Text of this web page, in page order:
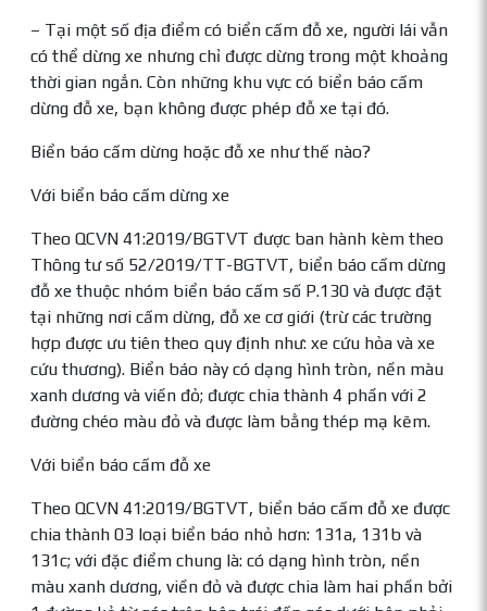
– Tại một số địa điểm có biển cấm đỗ xe, người lái vẫn
có thể dừng xe nhưng chỉ được dừng trong một khoảng
thời gian ngắn. Còn những khu vực có biển báo cấm
dừng đỗ xe, bạn không được phép đỗ xe tại đó.
Biển báo cấm dừng hoặc đỗ xe như thế nào?
Với biển báo cấm dừng xe
Theo QCVN 41:2019/BGTVT được ban hành kèm theo
Thông tư số 52/2019/TT-BGTVT, biển báo cấm dừng
đỗ xe thuộc nhóm biển báo cấm số P.130 và được đặt
tại những nơi cấm dừng, đỗ xe cơ giới (trừ các trường
hợp được ưu tiên theo quy định như: xe cứu hỏa và xe
cứu thương). Biển báo này có dạng hình tròn, nền màu
xanh dương và viền đỏ; được chia thành 4 phần với 2
đường chéo màu đỏ và được làm bằng thép mạ kẽm.
Với biển báo cấm đỗ xe
Theo QCVN 41:2019/BGTVT, biển báo cấm đỗ xe được
chia thành 03 loại biển báo nhỏ hơn: 131a, 131b và
131c; với đặc điểm chung là: có dạng hình tròn, nền
màu xanh dương, viền đỏ và được chia làm hai phần bởi